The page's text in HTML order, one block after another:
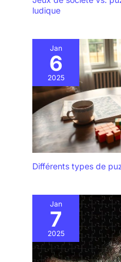
ludique
Jan
6
2025
Différents types de
Jan
7
2025